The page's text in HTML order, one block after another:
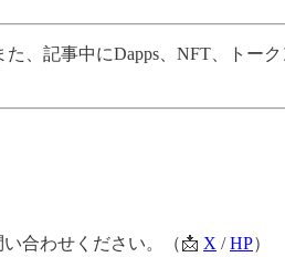
、記事中にDapps、NFT、トーク
合わせください。（📩 X /HP）